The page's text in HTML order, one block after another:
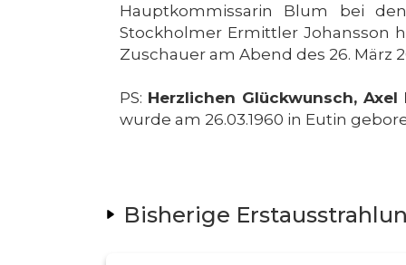
Hauptkommissarin Blum bei
Stockholmer Ermittler Johansson
Zuschauer am Abend des 26.
PS: Herzlichen Glückwunsch, Axel
wurde am 26.03.1960 in Eutin
Bisherige